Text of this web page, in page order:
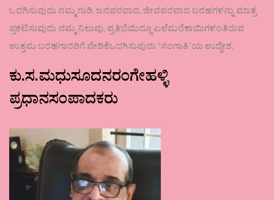
ಒದಗಿಸುವುದು ನಮ್ಮ ಗುರಿ. ಜನಪರವಾದ, ಜೀವಪರವಾದ ಬರಹಗಳನ್ನು ಮಾತ್ರ
ಪ್ರಕಟಿಸುವುದು ನಮ್ಮ ನಿಲುವು. ಪ್ರತಿಭೆಯಿದ್ದೂ ಎಲೆಮರೆಕಾಯಿಗಳಂತಿರುವ
ಉತ್ತಮ ಬರಹಗಾರರಿಗೆ ವೇದಿಕೆಒದಗಿಸುವುದು ʼಸಂಗಾತಿʼಯ ಉದ್ದೇಶ.
ಕು.ಸ.ಮಧುಸೂದನರಂಗೇಹಳ್ಳಿ
ಪ್ರಧಾನಸಂಪಾದಕರು